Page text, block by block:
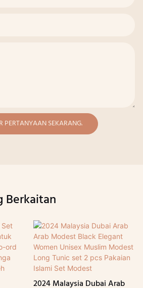
PERTANYAAN SEKARANG.
Berkaitan
2024 Malaysia Dubai Arab